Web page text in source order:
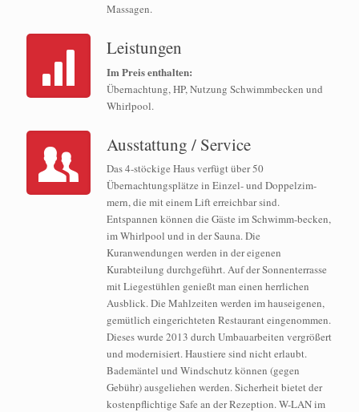
Massagen.
Leistungen
Im Preis enthalten:
Übernachtung, HP, Nutzung Schwimmbecken und
Whirlpool.
Ausstattung / Service
Das 4-stöckige Haus verfügt über 50
Übernachtungsplätze in Einzel- und Doppelzim-
mern, die mit einem Lift erreichbar sind.
Entspannen können die Gäste im Schwimm-becken,
im Whirlpool und in der Sauna. Die
Kuranwendungen werden in der eigenen
Kurabteilung durchgeführt. Auf der Sonnenterrasse
mit Liegestühlen genießt man einen herrlichen
Ausblick. Die Mahlzeiten werden im hauseigenen,
gemütlich eingerichteten Restaurant eingenommen.
Dieses wurde 2013 durch Umbauarbeiten vergrößert
und modernisiert. Haustiere sind nicht erlaubt.
Bademäntel und Windschutz können (gegen
Gebühr) ausgeliehen werden. Sicherheit bietet der
kostenpflichtige Safe an der Rezeption. W-LAN im